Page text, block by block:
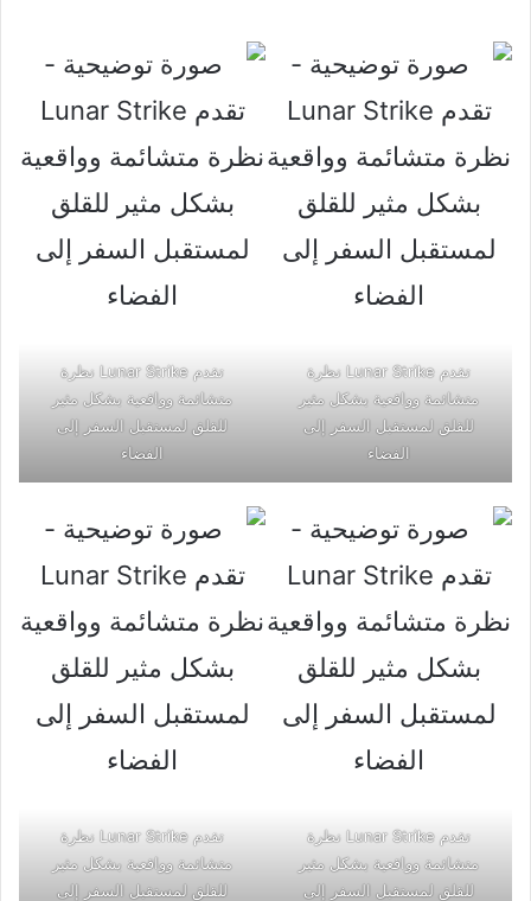
تقدم Lunar Strike نظرة
متشائمة وواقعية بشكل مثير
للقلق لمستقبل السفر إلى
الفضاء
تقدم Lunar Strike نظرة
متشائمة وواقعية بشكل مثير
للقلق لمستقبل السفر إلى
الفضاء
تقدم Lunar Strike نظرة
متشائمة وواقعية بشكل مثير
للقلق لمستقبل السفر إلى
تقدم Lunar Strike نظرة
متشائمة وواقعية بشكل مثير
للقلق لمستقبل السفر إلى